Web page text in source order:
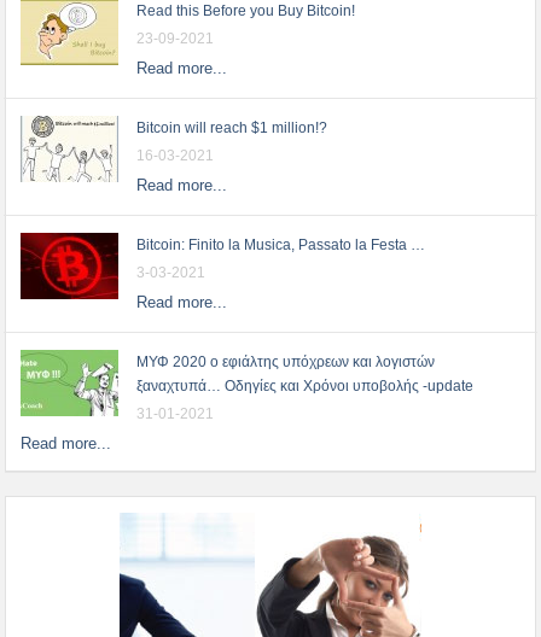
Read this Before you Buy Bitcoin!
23-09-2021
Read more...
Bitcoin will reach $1 million!?
16-03-2021
Read more...
Bitcoin: Finito la Musica, Passato la Festa …
3-03-2021
Read more...
ΜΥΦ 2020 ο εφιάλτης υπόχρεων και λογιστών
ξαναχτυπά… Οδηγίες και Χρόνοι υποβολής -update
31-01-2021
Read more...